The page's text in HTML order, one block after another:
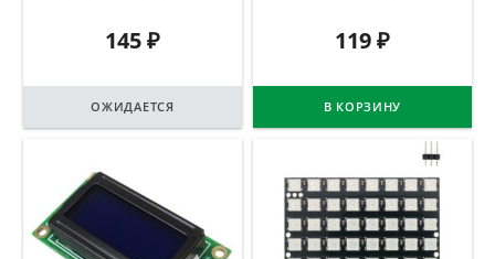
145₽
ОЖИДАЕТСЯ
119₽
В КОРЗИНУ